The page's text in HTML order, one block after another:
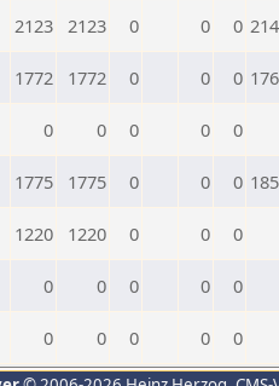
2123 2123 0 0 0
1772 1772 0 0 0
0 0 0 0 0
1775 1775 0 0 0
1220 1220 0 0 0
0 0 0 0 0
0 0 0 0 0